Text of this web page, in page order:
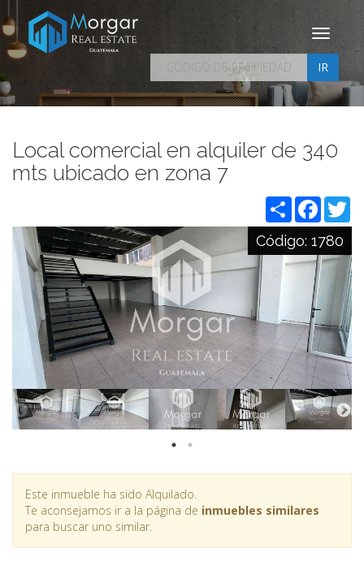
Toggle
IR
Local comercial en alquiler de 340
mts ubicado en zona 7
Share
Código: 1780
Este inmueble ha sido Alquilado.
Te aconsejamos ir a la página de inmuebles similares
para buscar uno similar.